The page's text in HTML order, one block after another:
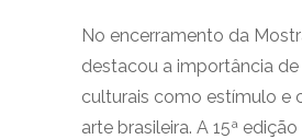
No encerramento da
destacou a importância
culturais como estímulo e
arte brasileira. A 15ª